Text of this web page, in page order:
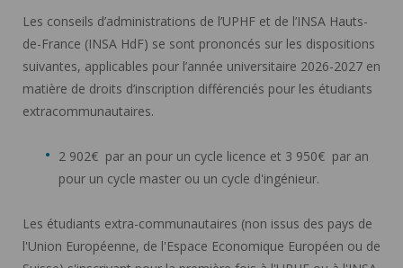
Les conseils d’administrations de l’UPHF et de l’INSA Hauts-
de-France (INSA HdF) se sont prononcés sur les dispositions
suivantes, applicables pour l’année universitaire 2026-2027 en
matière de droits d’inscription différenciés pour les étudiants
extracommunautaires.
2 902€ par an pour un cycle licence et 3 950€ par an
pour un cycle master ou un cycle d'ingénieur.
Les étudiants extra-communautaires (non issus des pays de
l'Union Européenne, de l'Espace Economique Européen ou de